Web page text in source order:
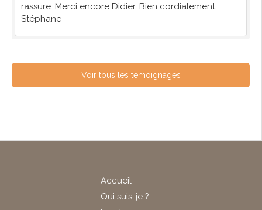
rassure. Merci encore Didier. Bien cordialement
Stéphane
Voir tous les témoignages
Accueil
Qui suis-je ?